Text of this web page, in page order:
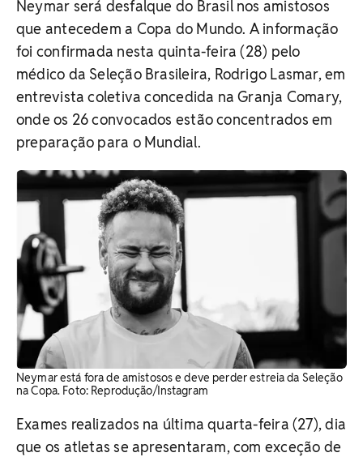
Neymar será desfalque do Brasil nos amistosos
que antecedem a Copa do Mundo. A informação
foi confirmada nesta quinta-feira (28) pelo
médico da Seleção Brasileira, Rodrigo Lasmar, em
entrevista coletiva concedida na Granja Comary,
onde os 26 convocados estão concentrados em
preparação para o Mundial.
Neymar está fora de amistosos e deve perder estreia da Seleção
na Copa. ​Foto: Reprodução/Instagram
Exames realizados na última quarta-feira (27), dia
que os atletas se apresentaram, com exceção de